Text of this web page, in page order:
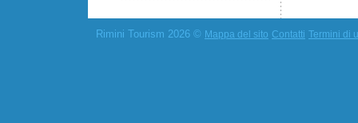
Rimini Tourism 2026 © Mappa del sito Contatti Termini di